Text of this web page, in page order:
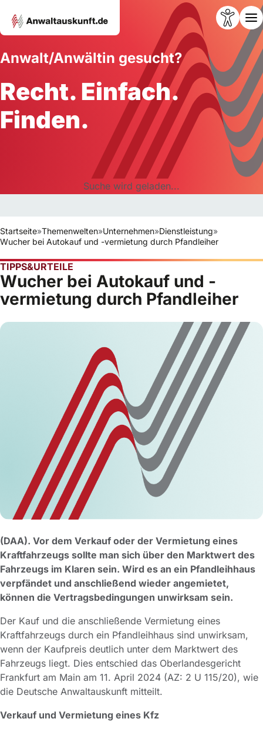
Anwalt/Anwältin gesucht?
Recht. Einfach.
Finden.
Suche wird geladen...
Startseite»Themenwelten»Unternehmen»Dienstleistung»
Wucher bei Autokauf und -vermietung durch Pfandleiher
TIPPS&URTEILE
Wucher bei Autokauf und -
vermietung durch Pfandleiher
(DAA). Vor dem Verkauf oder der Vermietung eines
Kraftfahrzeugs sollte man sich über den Marktwert des
Fahrzeugs im Klaren sein. Wird es an ein Pfandleihhaus
verpfändet und anschließend wieder angemietet,
können die Vertragsbedingungen unwirksam sein.
Der Kauf und die anschließende Vermietung eines
Kraftfahrzeugs durch ein Pfandleihhaus sind unwirksam,
wenn der Kaufpreis deutlich unter dem Marktwert des
Fahrzeugs liegt. Dies entschied das Oberlandesgericht
Frankfurt am Main am 11. April 2024 (AZ: 2 U 115/20), wie
die Deutsche Anwaltauskunft mitteilt.
Verkauf und Vermietung eines Kfz